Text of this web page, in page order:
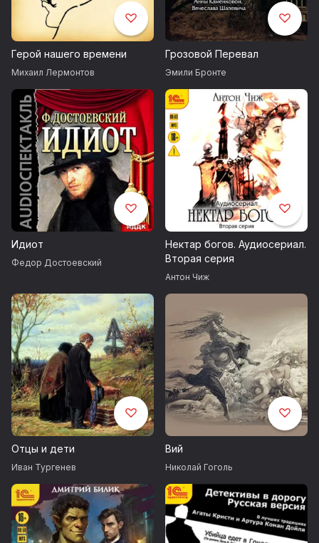
Герой нашего времени
Михаил Лермонтов
Грозовой Перевал
Эмили Бронте
Идиот
Федор Достоевский
Нектар богов. Аудиосериал.
Вторая серия
Антон Чиж
Отцы и дети
Иван Тургенев
Вий
Николай Гоголь